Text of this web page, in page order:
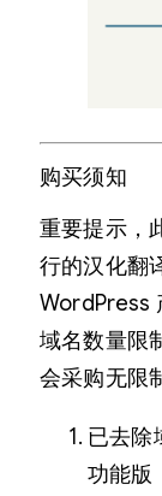
购买须知
重要提示，
行的汉化翻
WordPress
域名数量限
会采购无限
已去除
功能版